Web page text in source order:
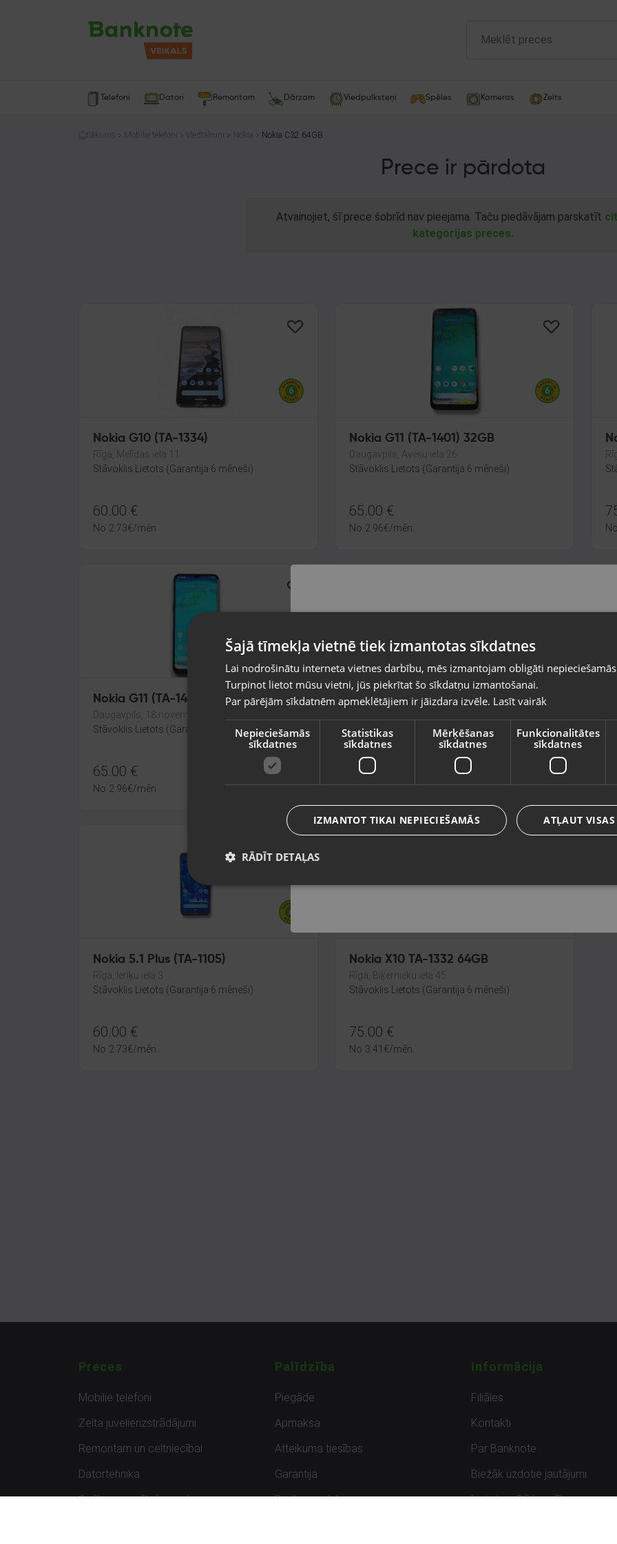
Telefoni Datori Remontam Dārzam Viedpulksteņi Spēles Kameras Zelts
Sākums Mobilie telefoni Viedtālruņi Nokia Nokia C32 64GB
Prece ir pārdota
Atvainojiet, šī prece šobrīd nav pieejama. Taču piedāvājam parskatīt
kategorijas preces.
Nokia G10 (TA-1334)
Rīga, Melīdas iela 11
Stāvoklis Lietots (Garantija 6 mēneši)
60.00 €
No 2.73€/mēn.
Nokia G11 (TA-1401) 32GB
Daugavpils, Aveņu iela 26
Stāvoklis Lietots (Garantija 6 mēneši)
65.00 €
No 2.96€/mēn. No
Nokia G11 (TA-1401) 32GB
Daugavpils, 18.novembra iela 171-31
Stāvoklis Lietots (Garantija 6 mēneši)
65.00 €
No 2.96€/mēn.
Nokia XR20 (TA-1362)
Stāvoklis Lietots (Garantija 6 mēneši)
55.00
No 2.50€/mēn.
Nokia 5.1 Plus (TA-1105)
Rīga, Ieriķu iela 3
Stāvoklis Lietots (Garantija 6 mēneši)
60.00 €
No 2.73€/mēn.
Nokia X10 TA-1332 64GB
Rīga, Biķernieku iela 45
Stāvoklis Lietots (Garantija 6 mēneši)
75.00 €
No 3.41 €/mēn.
Preces
Mobilie telefoni
Zelta juvelierizstrādājumi
Remontam un celtniecībai
Datortehnika
Spēles un spēļu konsoles
Palīdzība
Piegāde
Apmaksa
Atteikuma tiesības
Garantija
Preču uzpirkšana
Informācija
Filiāles
Kontakti
Par Banknote
Biežāk uzdotie jautājumi
Lietots – Pārbaudīts
valsti
Vietnes saturs būs attēlots izvēlētajā valodā
Valsts
Valoda
Latviešu / Latvian
Šajā tīmekļa vietnē tiek izmantotas sīkdatnes
Lai nodrošinātu interneta vietnes darbību, mēs izmantojam obligāti
Turpinot lietot mūsu vietni, jūs piekrītat šo sīkdatņu izmantošanai.
Par pārējām sīkdatnēm apmeklētājiem ir jāizdara izvēle. Lasīt vairāk
Nepieciešamās
sīkdatnes
Statistikas
sīkdatnes
Mērķēšanas
sīkdatnes
Funkcionalitātes
sīkdatnes
ATĻAUT
IZMANTOT TIKAI NEPIECIEŠAMĀS
RĀDĪT DETAĻAS